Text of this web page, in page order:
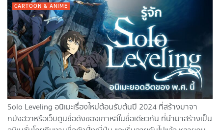
CARTOON & ANIME
Solo Leveling อนิเมะเรื่องใหม่ต้อนรับต้นปี 2024 ที่สร้างมาจา
กมังฮวาหรือเว็บตูนชื่อดังของเกาหลีในชื่อเดียวกัน ที่นำมาสร้างเป็น